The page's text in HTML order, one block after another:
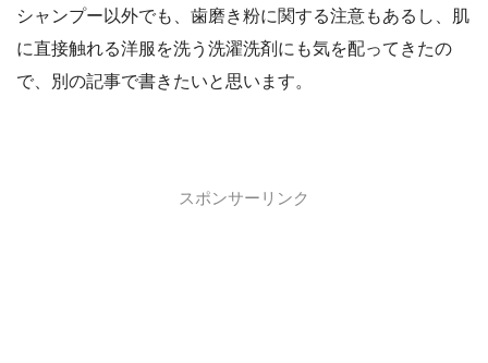
シャンプー以外でも、歯磨き粉に関する注意もあるし、肌
に直接触れる洋服を洗う洗濯洗剤にも気を配ってきたの
で、別の記事で書きたいと思います。
スポンサーリンク